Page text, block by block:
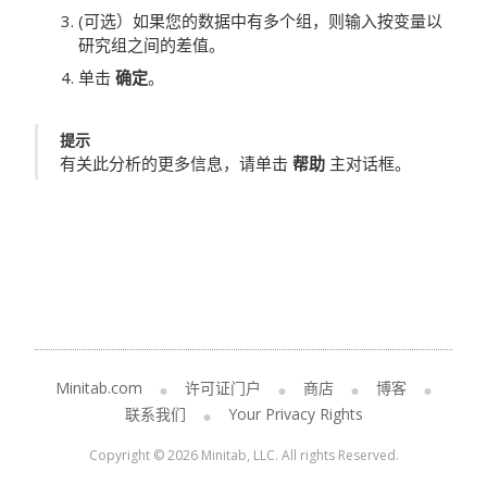
(可选）如果您的数据中有多个组，则输入按变量以
研究组之间的差值。
单击 确定。
提示
有关此分析的更多信息，请单击 帮助 主对话框。
Minitab.com 许可证门户 商店
博客
联系我们
Your Privacy Rights
Copyright © 2026 Minitab, LLC. All rights Reserved.